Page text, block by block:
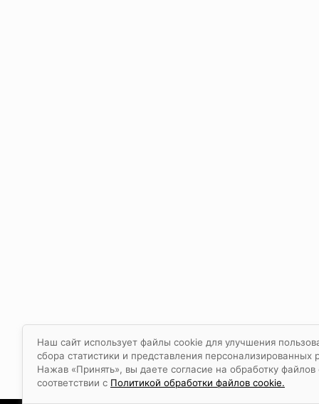
Наш сайт использует файлы cookie для улучшения
сбора статистики и представления персонализированных
Нажав «Принять», вы даете согласие на обработку файлов
соответствии с Политикой обработки файлов cookie.